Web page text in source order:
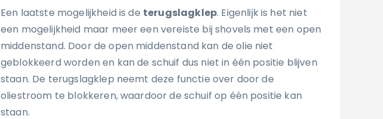
Een laatste mogelijkheid is de terugslagklep. Eigenlijk is het niet
een mogelijkheid maar meer een vereiste bij shovels met een open
middenstand. Door de open middenstand kan de olie niet
geblokkeerd worden en kan de schuif dus niet in één positie blijven
staan. De terugslagklep neemt deze functie over door de
oliestroom te blokkeren, waardoor de schuif op één positie kan
staan.